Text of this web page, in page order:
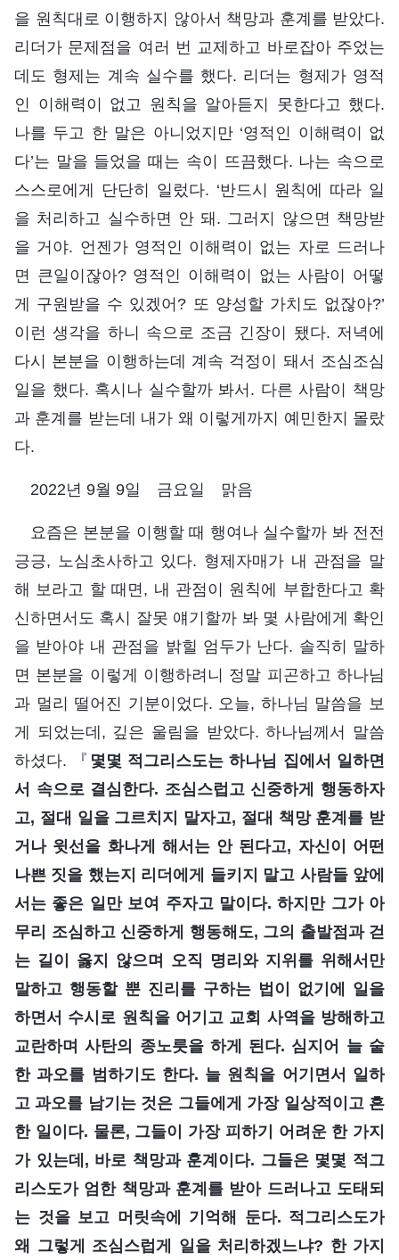
을 원칙대로 이행하지 않아서 책망과 훈계를 받았다.
리더가 문제점을 여러 번 교제하고 바로잡아 주었는
데도 형제는 계속 실수를 했다. 리더는 형제가 영적
인 이해력이 없고 원칙을 알아듣지 못한다고 했다.
나를 두고 한 말은 아니었지만 ‘영적인 이해력이 없
다’는 말을 들었을 때는 속이 뜨끔했다. 나는 속으로
스스로에게 단단히 일렀다. ‘반드시 원칙에 따라 일
을 처리하고 실수하면 안 돼. 그러지 않으면 책망받
을 거야. 언젠가 영적인 이해력이 없는 자로 드러나
면 큰일이잖아? 영적인 이해력이 없는 사람이 어떻
게 구원받을 수 있겠어? 또 양성할 가치도 없잖아?’
이런 생각을 하니 속으로 조금 긴장이 됐다. 저녁에
다시 본분을 이행하는데 계속 걱정이 돼서 조심조심
일을 했다. 혹시나 실수할까 봐서. 다른 사람이 책망
과 훈계를 받는데 내가 왜 이렇게까지 예민한지 몰랐
다.
2022년 9월 9일 금요일 맑음
요즘은 본분을 이행할 때 행여나 실수할까 봐 전전
긍긍, 노심초사하고 있다. 형제자매가 내 관점을 말
해 보라고 할 때면, 내 관점이 원칙에 부합한다고 확
신하면서도 혹시 잘못 얘기할까 봐 몇 사람에게 확인
을 받아야 내 관점을 밝힐 엄두가 난다. 솔직히 말하
면 본분을 이렇게 이행하려니 정말 피곤하고 하나님
과 멀리 떨어진 기분이었다. 오늘, 하나님 말씀을 보
게 되었는데, 깊은 울림을 받았다. 하나님께서 말씀
하셨다. 『 몇몇 적그리스도는 하나님 집에서 일하면
서 속으로 결심한다. 조심스럽고 신중하게 행동하자
고, 절대 일을 그르치지 말자고, 절대 책망 훈계를 받
거나 윗선을 화나게 해서는 안 된다고, 자신이 어떤
나쁜 짓을 했는지 리더에게 들키지 말고 사람들 앞에
서는 좋은 일만 보여 주자고 말이다. 하지만 그가 아
무리 조심하고 신중하게 행동해도, 그의 출발점과 걷
는 길이 옳지 않으며 오직 명리와 지위를 위해서만
말하고 행동할 뿐 진리를 구하는 법이 없기에 일을
하면서 수시로 원칙을 어기고 교회 사역을 방해하고
교란하며 사탄의 종노릇을 하게 된다. 심지어 늘 숱
한 과오를 범하기도 한다. 늘 원칙을 어기면서 일하
고 과오를 남기는 것은 그들에게 가장 일상적이고 흔
한 일이다. 물론, 그들이 가장 피하기 어려운 한 가지
가 있는데, 바로 책망과 훈계이다. 그들은 몇몇 적그
리스도가 엄한 책망과 훈계를 받아 드러나고 도태되
는 것을 보고 머릿속에 기억해 둔다. 적그리스도가
왜 그렇게 조심스럽게 일을 처리하겠느냐? 한 가지